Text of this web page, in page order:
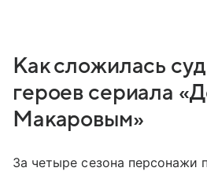
Как сложилась
героев сериала
Макаровым»
За четыре сезона персонажи